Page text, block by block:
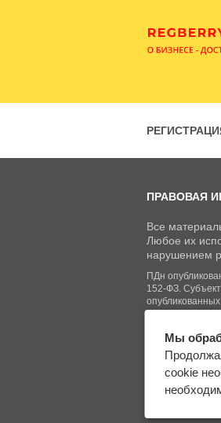
ПРАВОВАЯ
Все
Любое их
нарушением
ПДн
152-ФЗ.
©
Все права
Мы
cookie